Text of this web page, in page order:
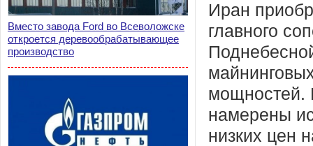
Вместо завода Ford во Всеволожске
откроется деревообрабатывающее
производство
Иран
главного
мощностей.
намерены
низких цен